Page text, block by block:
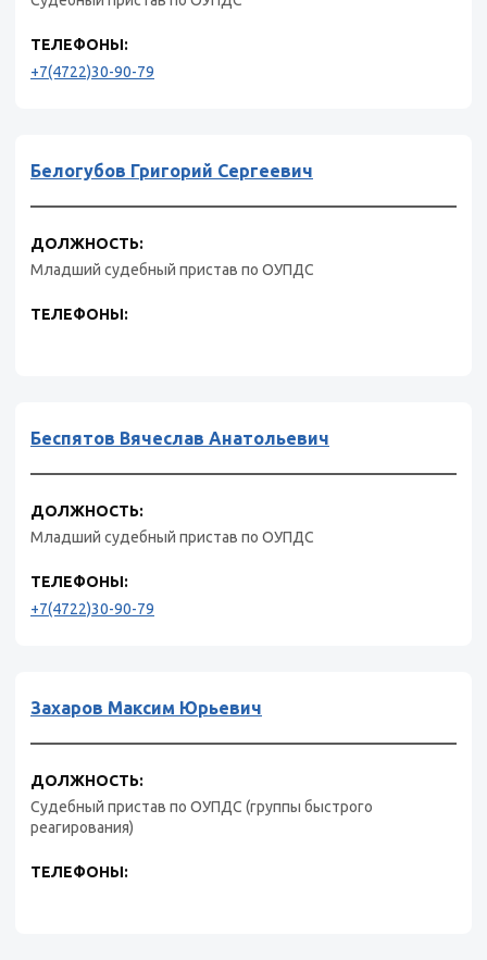
ТЕЛЕФОНЫ:
+7(4722)30-90-79
Белогубов Григорий Сергеевич
ДОЛЖНОСТЬ:
Младший судебный пристав по ОУПДС
ТЕЛЕФОНЫ:
Беспятов Вячеслав Анатольевич
ДОЛЖНОСТЬ:
Младший судебный пристав по ОУПДС
ТЕЛЕФОНЫ:
+7(4722)30-90-79
Захаров Максим Юрьевич
ДОЛЖНОСТЬ:
Судебный пристав по ОУПДС (группы быстрого
реагирования)
ТЕЛЕФОНЫ: